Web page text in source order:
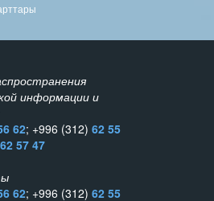
информации и
62; +996 (312) 62 55
62 57 47
62; +996 (312) 62 55